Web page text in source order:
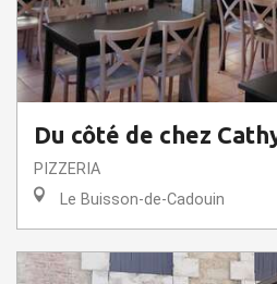
Du côté de chez
PIZZERIA
Le Buisson-de-Cadouin